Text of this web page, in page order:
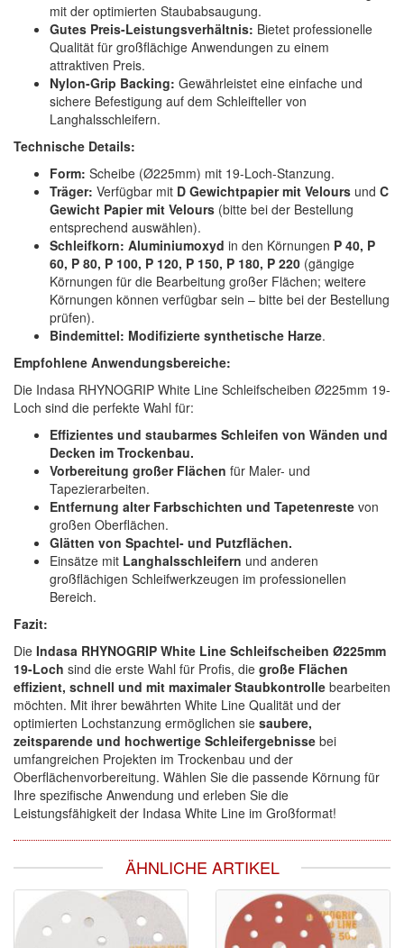
mit der optimierten Staubabsaugung.
Gutes Preis-Leistungsverhältnis: Bietet professionelle
Qualität für großflächige Anwendungen zu einem
attraktiven Preis.
Nylon-Grip Backing: Gewährleistet eine einfache und
sichere Befestigung auf dem Schleifteller von
Langhalsschleifern.
Technische Details:
Form: Scheibe (Ø225mm) mit 19-Loch-Stanzung.
Träger: Verfügbar mit D Gewichtpapier mit Velours und C
Gewicht Papier mit Velours (bitte bei der Bestellung
entsprechend auswählen).
Schleifkorn: Aluminiumoxyd in den Körnungen P 40, P
60, P 80, P 100, P 120, P 150, P 180, P 220 (gängige
Körnungen für die Bearbeitung großer Flächen; weitere
Körnungen können verfügbar sein – bitte bei der Bestellung
prüfen).
Bindemittel: Modifizierte synthetische Harze.
Empfohlene Anwendungsbereiche:
Die Indasa RHYNOGRIP White Line Schleifscheiben Ø225mm 19-
Loch sind die perfekte Wahl für:
Effizientes und staubarmes Schleifen von Wänden und
Decken im Trockenbau.
Vorbereitung großer Flächen für Maler- und
Tapezierarbeiten.
Entfernung alter Farbschichten und Tapetenreste von
großen Oberflächen.
Glätten von Spachtel- und Putzflächen.
Einsätze mit Langhalsschleifern und anderen
großflächigen Schleifwerkzeugen im professionellen
Bereich.
Fazit:
Die Indasa RHYNOGRIP White Line Schleifscheiben Ø225mm
19-Loch sind die erste Wahl für Profis, die große Flächen
effizient, schnell und mit maximaler Staubkontrolle bearbeiten
möchten. Mit ihrer bewährten White Line Qualität und der
optimierten Lochstanzung ermöglichen sie saubere,
zeitsparende und hochwertige Schleifergebnisse bei
umfangreichen Projekten im Trockenbau und der
Oberflächenvorbereitung. Wählen Sie die passende Körnung für
Ihre spezifische Anwendung und erleben Sie die
Leistungsfähigkeit der Indasa White Line im Großformat!
ÄHNLICHE ARTIKEL